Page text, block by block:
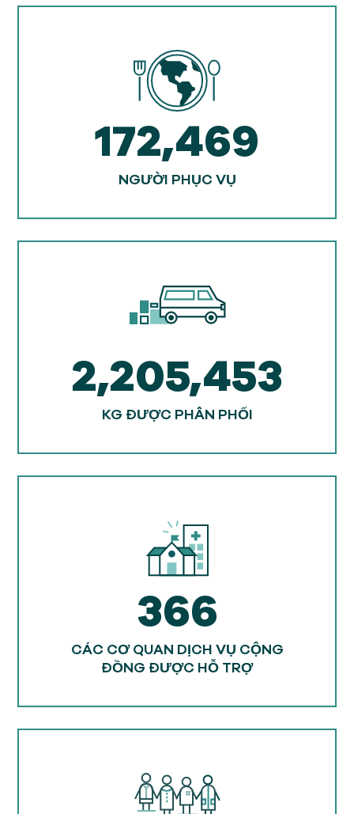
172,469
NGƯỜI PHỤC VỤ
2,205,453
KG ĐƯỢC PHÂN PHỐI
366
CÁC CƠ QUAN DỊCH VỤ CỘNG
ĐỒNG ĐƯỢC HỖ TRỢ